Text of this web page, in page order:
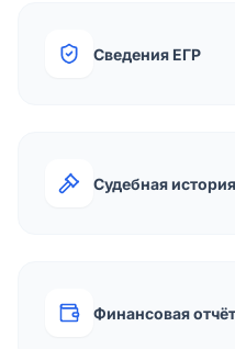
Сведения ЕГР
Судебная история
Финансовая